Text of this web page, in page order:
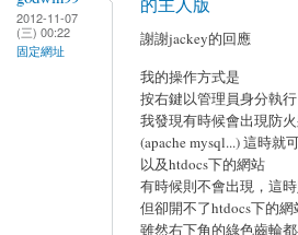
2012-11-07
(三) 00:22
固定網址
謝謝jackey的回應
我的操作方式是
按右鍵以管理員身分執行
我發現有時候會出現防
(apache mysql...) 這時就
以及htdocs下的網站
有時候則不會出現，這
但卻開不了htdocs下的網
雖然右下角的綠色齒輪